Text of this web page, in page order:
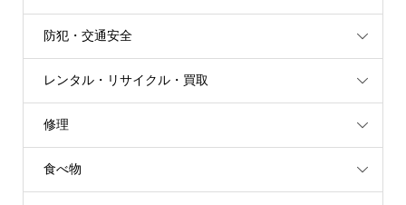
防犯・交通安全
レンタル・リサイクル・買取
修理
食べ物